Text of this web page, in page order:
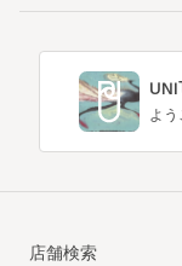
よう
店舗検索